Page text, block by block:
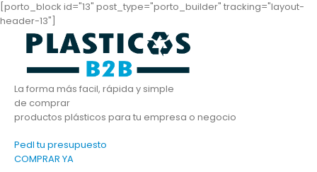
[porto_block id="13" post_type="porto_builder" tracking="layout-
header-13"]
La forma más facil, rápida y simple
de comprar
productos plásticos para tu empresa o negocio
PedI tu presupuesto
COMPRAR YA